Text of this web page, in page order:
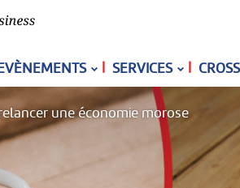
SERVICES
une économie morose